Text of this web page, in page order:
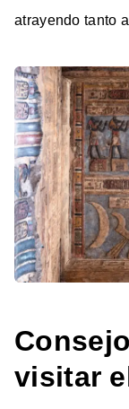
atrayendo tanto
visitar